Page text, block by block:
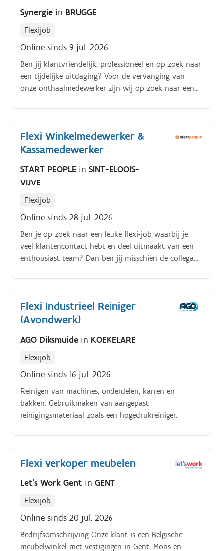
Synergie in BRUGGE
Flexijob
Online sinds 9 jul. 2026
Ben jij klantvriendelijk, professioneel en op zoek naar
een tijdelijke uitdaging? Voor de vervanging van
onze onthaalmedewerker zijn wij op zoek naar een
periode beschikbaar is.
Flexi Winkelmedewerker &
Kassamedewerker
START PEOPLE in SINT-ELOOIS-
VIJVE
Flexijob
Online sinds 28 jul. 2026
Ben je op zoek naar een leuke flexi-job waarbij je
veel klantencontact hebt en deel uitmaakt van een
enthousiast team? Dan ben jij misschien de collega
aangename winkelervaring beleven Jouw taken:. Je
verwelkomt klanten vriendelijk en helpt hen verder
aan de kassa Je rekent aankopen correct en vlot af Je
uitstekende service Je vult de winkel aan en zorgt
ervoor dat de rekken netjes blijven Je helpt bij het
stock Je zorgt ervoor dat de winkel er steeds
verzorgd en aantrekkelijk uitziet
Flexi Industrieel Reiniger
(Avondwerk)
AGO Diksmuide in KOEKELARE
Flexijob
Online sinds 16 jul. 2026
Reinigen van machines, onderdelen, karren en
bakken. Gebruikmaken van aangepast
reinigingsmateriaal zoals een hogedrukreiniger.
Flexi verkoper meubelen
Let's Work Gent in GENT
Flexijob
Online sinds 20 jul. 2026
Bedrijfsomschrijving Onze klant is een Belgische
meubelwinkel met vestigingen in Gent, Mons en